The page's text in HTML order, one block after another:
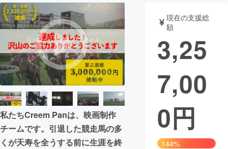
テクノロジー・ガジェット
映像・映画 書籍・雑誌
ビジネス・起業 チャレンジ
まちづくり・地域活性化
CAMPFIRE for Social Good
CAMPFIRE Creation
私たちCreem Panは、映画制作
チームです。引退した競走馬の多
くが天寿を全うする前に生涯を終
現在の支援総
額
3,25
7,00
0円
144%